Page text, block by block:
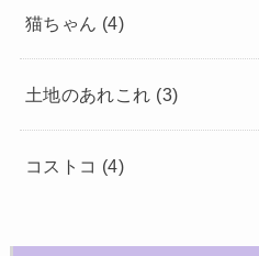
猫ちゃん (4)
土地のあれこれ (3)
コストコ (4)